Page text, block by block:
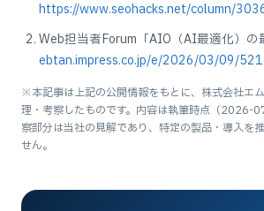
https://www.seohacks.net/column/
Web担当者Forum「AIO（AI最適化）
ebtan.impress.co.jp/e/2026/03/09/
※本記事は上記の公開情報をもとに、株式会社エ
理・考察したものです。内容は執筆時点（2026-
察部分は当社の見解であり、特定の製品・導入を
せん。